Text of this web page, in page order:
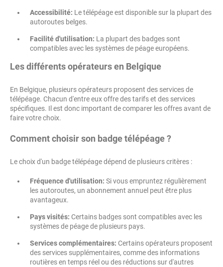
Accessibilité: Le télépéage est disponible sur la plupart des
autoroutes belges.
Facilité d'utilisation: La plupart des badges sont
compatibles avec les systèmes de péage européens.
Les différents opérateurs en Belgique
En Belgique, plusieurs opérateurs proposent des services de
télépéage. Chacun d'entre eux offre des tarifs et des services
spécifiques. Il est donc important de comparer les offres avant de
faire votre choix.
Comment choisir son badge télépéage ?
Le choix d'un badge télépéage dépend de plusieurs critères :
Fréquence d'utilisation: Si vous empruntez régulièrement
les autoroutes, un abonnement annuel peut être plus
avantageux.
Pays visités: Certains badges sont compatibles avec les
systèmes de péage de plusieurs pays.
Services complémentaires: Certains opérateurs proposent
des services supplémentaires, comme des informations
routières en temps réel ou des réductions sur d'autres